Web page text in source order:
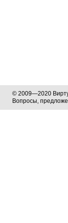
© 2009—2020
Вопросы,